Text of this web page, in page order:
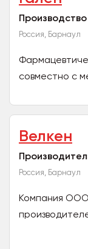
Россия, Барнаул
совместно с
Велкен
Россия, Барнаул
Компания ООО